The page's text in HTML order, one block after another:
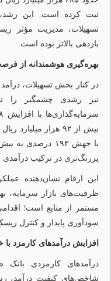
ثبت کرده است. این رشد،
تسهیلات، مدیریت مؤثر
بازدهی بالاتر بوده است.
بهره‌گیری هوشمندانه از
در کنار بخش تسهیلات،
نیز رشدی چشمگیر را
بیش از ۹۲ هزار
پررنگ‌تری در ترکیب درآمدی
این ارقام نشان‌دهنده
ظرفیت‌های بازار سرمایه،
مستمر از منابع است؛
سودآوری پایدار و کنترل
افزایش درآمدهای کارمزد با
درآمدهای کارمزدی بانک